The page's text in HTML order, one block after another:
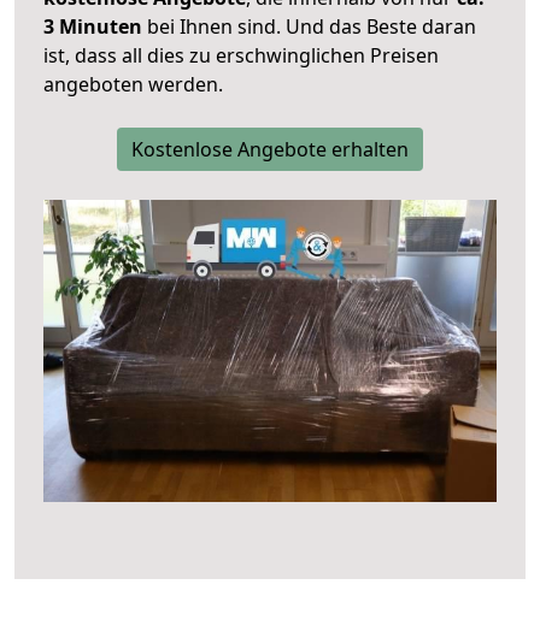
3 Minuten bei Ihnen sind. Und das Beste daran
ist, dass all dies zu erschwinglichen Preisen
angeboten werden.
Kostenlose Angebote erhalten